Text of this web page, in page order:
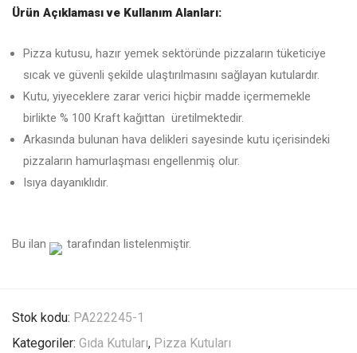
Ürün Açıklaması ve Kullanım Alanları:
Pizza kutusu, hazır yemek sektöründe pizzaların tüketiciye
sıcak ve güvenli şekilde ulaştırılmasını sağlayan kutulardır.
Kutu, yiyeceklere zarar verici hiçbir madde içermemekle
birlikte % 100 Kraft kağıttan üretilmektedir.
Arkasında bulunan hava delikleri sayesinde kutu içerisindeki
pizzaların hamurlaşması engellenmiş olur.
Isıya dayanıklıdır.
Bu ilan tarafından listelenmiştir.
Stok kodu: PA222245-1
Kategoriler: Gıda Kutuları, Pizza Kutuları